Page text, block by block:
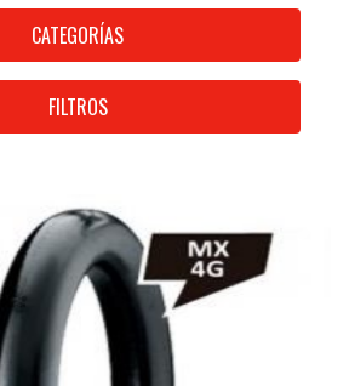
CATEGORÍAS
FILTROS